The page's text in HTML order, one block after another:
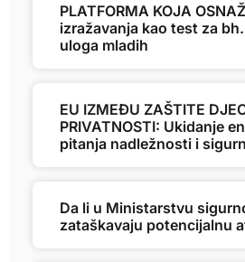
PLATFORMA KOJA
izražavanja kao test za
uloga mladih
EU IZMEĐU ZAŠTITE
PRIVATNOSTI: Ukidanje
pitanja nadležnosti i
Da li u Ministarstvu
zataškavaju potencijalnu